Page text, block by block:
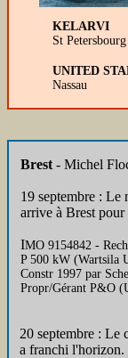
KELARVI
St Petersbourg
UNITED
Nassau
Brest - Michel
19 septembre : Le
arrive à Brest pour
IMO 9154842 -
P 500 kW (Wartsila
Constr 1997 par
Propr/Gérant P&O
20 septembre : Le
a franchi l'horizon.